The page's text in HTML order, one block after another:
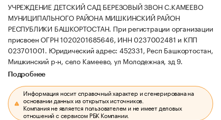
УЧРЕЖДЕНИЕ ДЕТСКИЙ САД БЕРЕЗОВЫЙ ЗВОН С.КАМЕЕВО
МУНИЦИПАЛЬНОГО РАЙОНА МИШКИНСКИЙ РАЙОН
РЕСПУБЛИКИ БАШКОРТОСТАН. При регистрации организации
присвоен ОГРН 1020201685646, ИНН 0237002481 и КПП
023701001. Юридический адрес: 452331, Респ Башкортостан,
Мишкинский р-н, село Камеево, ул Молодежная, зд 9.
Подробнее
Информация носит справочный характер и сгенерирована на
основании данных из открытых источников.
Компания не является пользователем и не имеет деловых
отношений с сервисом РБК Компании.